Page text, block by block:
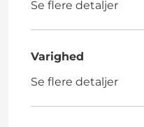
Se flere detaljer
Varighed
Se flere detaljer